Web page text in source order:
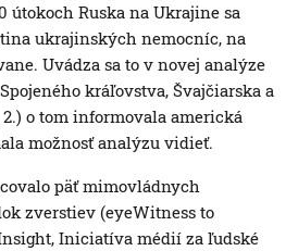
útokoch Ruska na Ukrajine sa
ukrajinských nemocníc, na
Uvádza sa to v novej analýze
kráľovstva, Švajčiarska a
o tom informovala americká
možnosť analýzu vidieť.
päť mimovládnych
zverstiev (eyeWitness to
Iniciatíva médií za ľudské